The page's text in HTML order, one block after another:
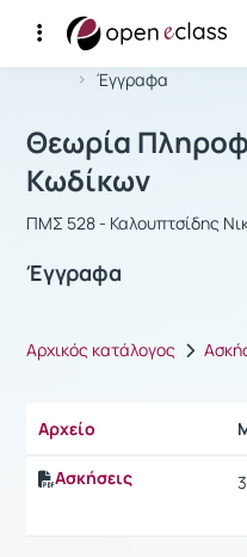
Αρχική Σελίδα
Έγγραφα
Μάθημα :
Θεωρία
Κωδίκων
ΠΜΣ 528 - Καλουπτσίδης
Έγγραφα
Αρχικός κατάλογος
Αρχείο
Ασκήσεις